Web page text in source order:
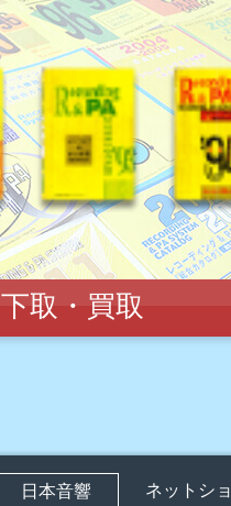
下取・買取
日本音響 ネットシ